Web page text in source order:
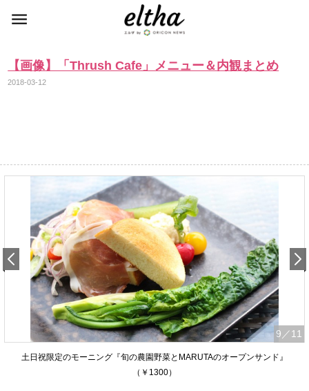
【画像】「Thrush Cafe」メニュー＆内観まとめ
2018-03-12
9 ／11
土日祝限定のモーニング『旬の農園野菜とMARUTAのオープンサンド』
（￥1300）